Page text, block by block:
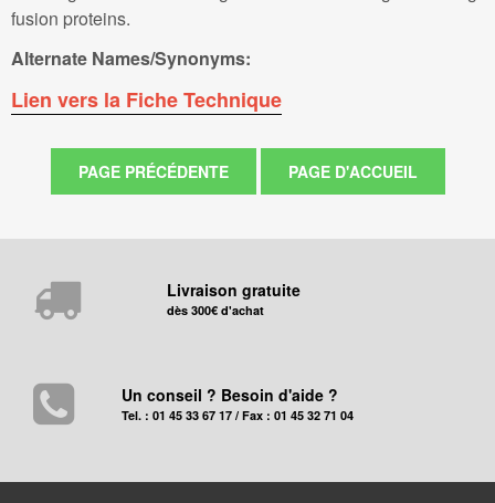
fusion proteins.
Alternate Names/Synonyms:
Lien vers la Fiche Technique
Livraison gratuite
dès 300€ d'achat
Un conseil ? Besoin d'aide ?
Tel. : 01 45 33 67 17 / Fax : 01 45 32 71 04